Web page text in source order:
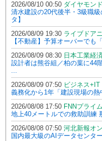
2026/08/10 00:50 ダイヤモン
清水建設の20代後半・3級職
タ】
2026/08/09 19:30 ライブドア
【不動産】予算オーバーでも
2026/08/09 08:30 日本工業経
設計者は熊谷組／柏の葉に44
...
2026/08/09 07:50 ビジネス+IT
義務化から1年「建設現場の熱
2026/08/08 17:50 FNNプライ
地上40メートルでの救助訓練
2026/08/08 07:50 河北新報オ
国内最大級のAIデータセンタ